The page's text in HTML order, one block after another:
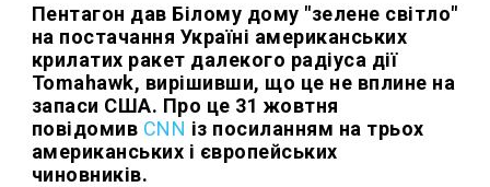
Пентагон дав Білому дому "зелене світло"
на постачання Україні американських
крилатих ракет далекого радіуса дії
Tomahawk, вирішивши, що це не вплине на
запаси США. Про це 31 жовтня
повідомив CNN із посиланням на трьох
американських і європейських
чиновників.